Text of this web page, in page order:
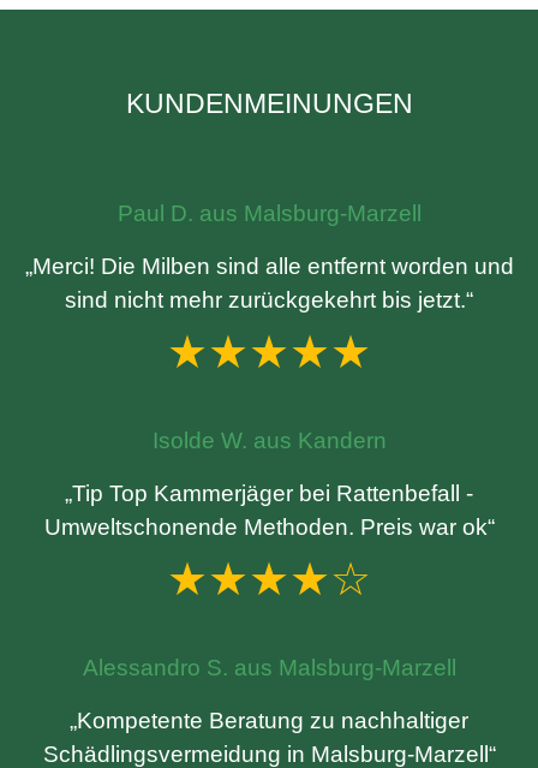
KUNDENMEINUNGEN
Paul D. aus Malsburg-Marzell
„Merci! Die Milben sind alle entfernt worden und
sind nicht mehr zurückgekehrt bis jetzt.“
★★★★★
Isolde W. aus Kandern
„Tip Top Kammerjäger bei Rattenbefall -
Umweltschonende Methoden. Preis war ok“
★★★★☆
Alessandro S. aus Malsburg-Marzell
„Kompetente Beratung zu nachhaltiger
Schädlingsvermeidung in Malsburg-Marzell“